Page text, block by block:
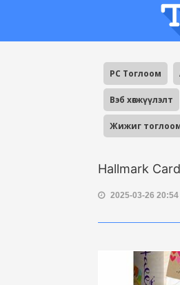
PC Тоглоом
Вэб хөгжүүлэлт
Жижиг
Hallmark
2025-03-26 20:54